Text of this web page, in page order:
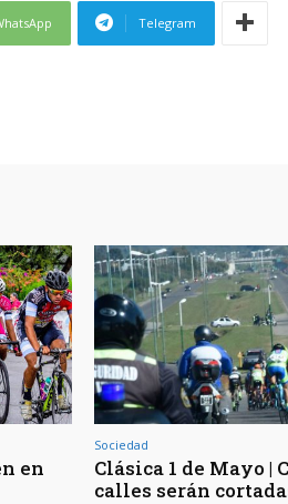
Telegram
en
Sociedad
Clásica 1 de Mayo |
calles serán